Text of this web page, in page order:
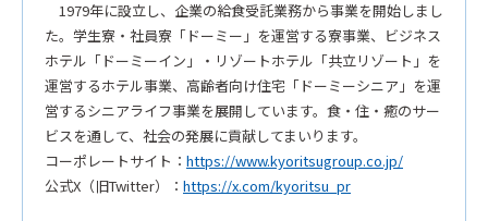
1979年に設立し、企業の給食受託業務から事業を開始しまし
た。学生寮・社員寮「ドーミー」を運営する寮事業、ビジネス
ホテル「ドーミーイン」・リゾートホテル「共立リゾート」を
運営するホテル事業、高齢者向け住宅「ドーミーシニア」を運
営するシニアライフ事業を展開しています。食・住・癒のサー
ビスを通して、社会の発展に貢献してまいります。
コーポレートサイト： https://www.kyoritsugroup.co.jp/
公式X（旧Twitter）： https://x.com/kyoritsu_pr